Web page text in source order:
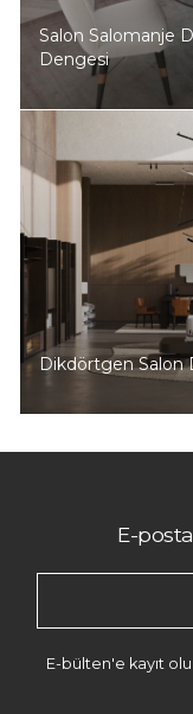
Salon Salomanje
Dengesi
Dikdörtgen Salon
E-
E-bülten'e kayıt